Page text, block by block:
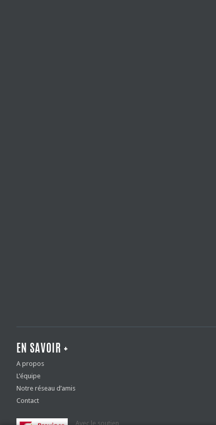
EN SAVOIR +
A propos
L’équipe
Notre réseau d’amis
Contact
Avec le soutien